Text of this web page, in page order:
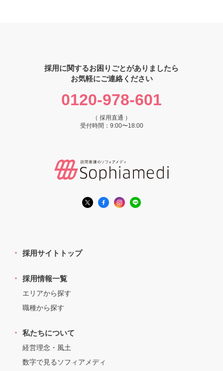
採用に関するお困りごとがありましたら
お気軽にご連絡ください
0120-978-601
（ 採用直通 ）
受付時間：9:00〜18:00
採用サイトトップ
採用情報一覧
エリアから探す
職種から探す
私たちについて
経営理念・風土
数字で見るソフィアメディ